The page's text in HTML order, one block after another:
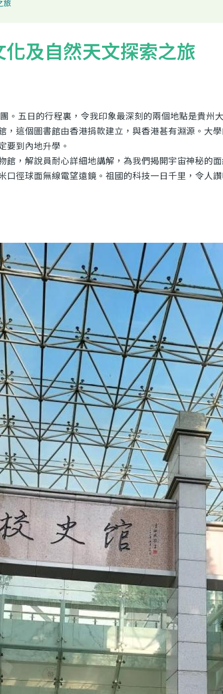
旅
及自然天文探索之旅
。五日的行程裏，令我印象最深刻的兩個地點是貴州
這個圖書館由香港捐款建立，與香港甚有淵源。大
要到內地升學。
，解說員耐心詳細地講解，為我們揭開宇宙神秘的
徑球面無線電望遠鏡。祖國的科技一日千里，令人